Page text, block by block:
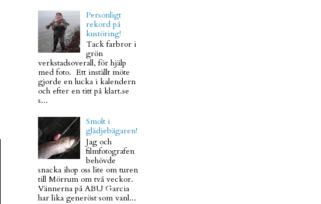
Personligt
rekord på
kustöring!
Tack farbror i
grön
verkstadsoverall, för hjälp
med foto. Ett inställt möte
gjorde en lucka i kalendern
och efter en titt på klart.se
s...
Smolt i
glädjebägaren!
Jag och
filmfotografen
behövde
snacka ihop oss lite om turen
till Mörrum om två veckor.
Vännerna på ABU Garcia
har lika generöst som vanl...